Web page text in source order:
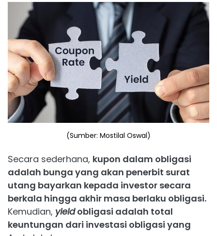
(Sumber: Mostilal Oswal)
Secara sederhana, kupon dalam obligasi
adalah bunga yang akan penerbit surat
utang bayarkan kepada investor secara
berkala hingga akhir masa berlaku obligasi.
Kemudian, yieldobligasi adalah total
keuntungan dari investasi obligasi yang